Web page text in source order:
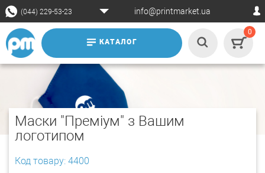
(044) 229-53-23 info@printmarket.ua
КАТАЛОГ
0
Маски "Преміум" з Вашим
логотипом
Код товару: 4400